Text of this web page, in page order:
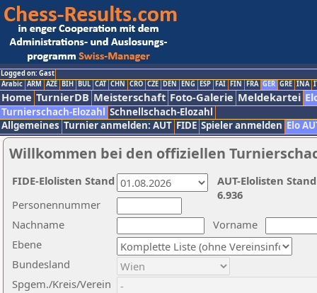
Logged on: Gast
Arabic ARM AZE BIH BUL CAT CHN CRO CZE DEN ENG ESP FAI FIN FRA GER GRE INA
Home TurnierDB Meisterschaft Foto-Galerie Meldekartei
Turnierschach-Elozahl Schnellschach-Elozahl
Allgemeines Turnier anmelden: AUT FIDE Spieler anmelden Elo
Willkommen bei den offiziellen
Nachname
Vorname
Ebene
Personennummer
Bundesland
Spgem./Kreis/Verein
AUT-Elolisten
6.936
FIDE-Elolisten Stand